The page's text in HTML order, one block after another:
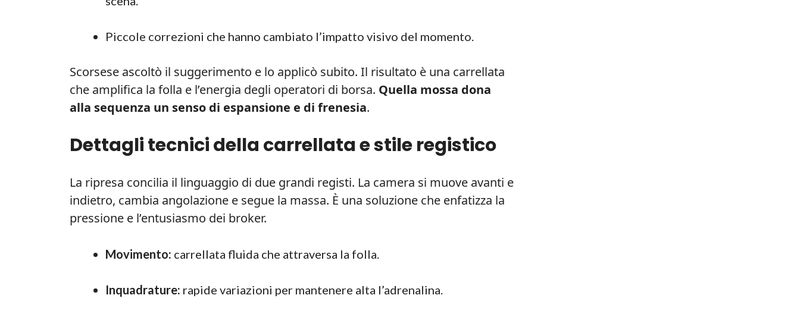
Piccole correzioni che hanno cambiato l’impatto visivo del momento.
Scorsese ascoltò il suggerimento e lo applicò subito. Il risultato è una carrellata
che amplifica la folla e l’energia degli operatori di borsa. Quella mossa dona
alla sequenza un senso di espansione e di frenesia.
Dettagli tecnici della carrellata e stile registico
La ripresa concilia il linguaggio di due grandi registi. La camera si muove avanti e
indietro, cambia angolazione e segue la massa. È una soluzione che enfatizza la
pressione e l’entusiasmo dei broker.
Movimento: carrellata fluida che attraversa la folla.
Inquadrature: rapide variazioni per mantenere alta l’adrenalina.